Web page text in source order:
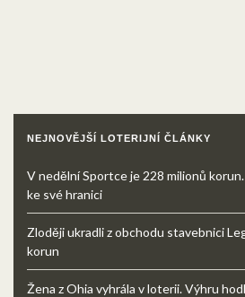
NEJNOVĚJŠÍ LOTERIJNÍ ČLÁNKY
V nedělní Sportce je 228 milionů
ke své hranici
Zloději ukradli z obchodu stavebnici
korun
Žena z Ohia vyhrála v loterii. Výhru